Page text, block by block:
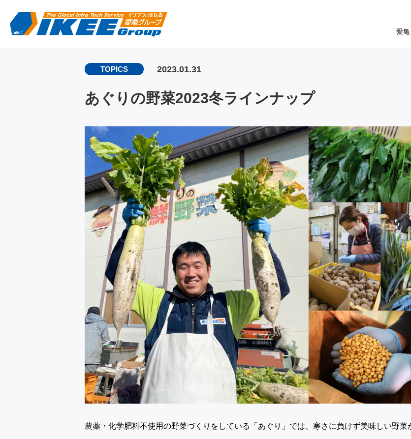
愛
TOPICS 2023.01.31
あぐりの野菜2023冬ラインナップ
農薬・化学肥料不使用の野菜づくりをしている「あぐり」では、寒さに負けず美味しい野菜